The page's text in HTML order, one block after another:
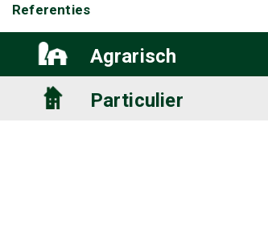
Referenties
Agrarisch
Particulier